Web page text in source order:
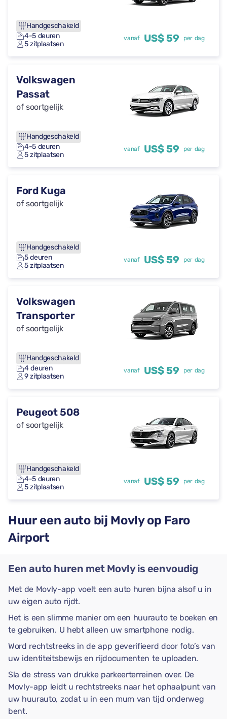
Handgeschakeld
4-5 deuren
5 zitplaatsen
vanaf US$ 59 per dag
Volkswagen
Passat
of soortgelijk
Handgeschakeld
4-5 deuren
5 zitplaatsen
vanaf US$ 59 per dag
Ford Kuga
of soortgelijk
Handgeschakeld
5 deuren
5 zitplaatsen
vanaf US$ 59 per dag
Volkswagen
Transporter
of soortgelijk
Handgeschakeld
4 deuren
9 zitplaatsen
vanaf US$ 59 per dag
Peugeot 508
of soortgelijk
Handgeschakeld
4-5 deuren
5 zitplaatsen
vanaf US$ 59 per dag
Huur een auto bij Movly op Faro
Airport
Een auto huren met Movly is eenvoudig
Met de Movly-app voelt een auto huren bijna alsof u in
uw eigen auto rijdt.
Het is een slimme manier om een huurauto te boeken en
te gebruiken. U hebt alleen uw smartphone nodig.
Word rechtstreeks in de app geverifieerd door foto’s van
uw identiteitsbewijs en rijdocumenten te uploaden.
Sla de stress van drukke parkeerterreinen over. De
Movly-app leidt u rechtstreeks naar het ophaalpunt van
uw huurauto, zodat u in een mum van tijd onderweg
bent.